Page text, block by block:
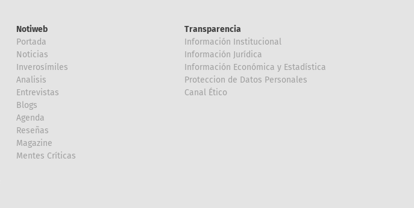
Notiweb
Portada
Noticias
Inverosímiles
Analisis
Entrevistas
Blogs
Agenda
Reseñas
Magazine
Mentes Críticas
Transparencia
Información Institucional
Información Jurídica
Información Económica y Estadística
Proteccion de Datos Personales
Canal Ético